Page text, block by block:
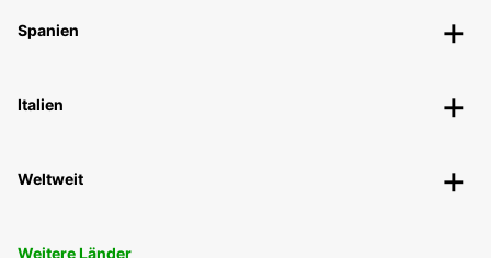
Spanien
Italien
Weltweit
Weitere Länder